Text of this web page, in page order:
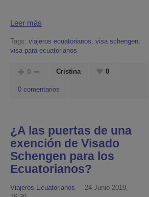
Leer más
Tags: viajeros ecuatorianos visa schengen
visa para ecuatorianos
0 Cristina 0
0 comentarios
¿A las puertas de una
exención de Visado
Schengen para los
Ecuatorianos?
Viajeros Ecuatorianos
24 Junio 2019,